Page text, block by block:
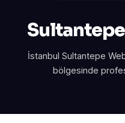
Sultantepe
İstanbul Sultantepe
bölgesinde